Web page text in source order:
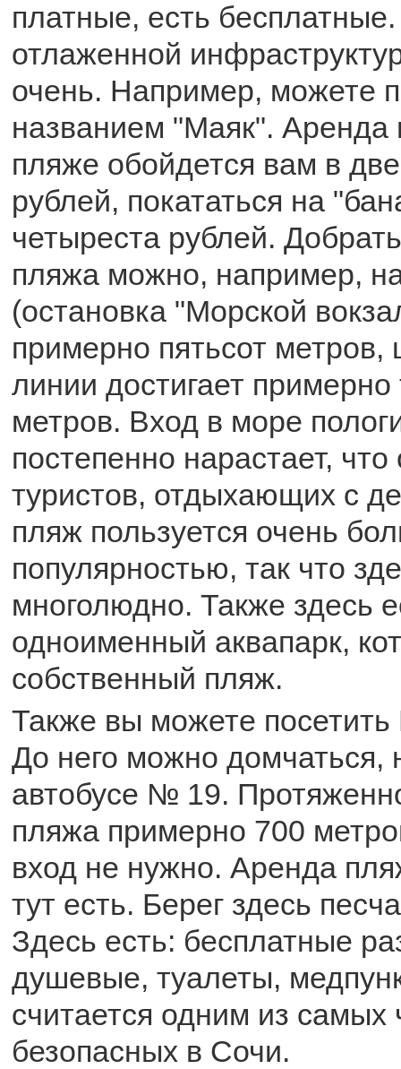
платные, есть
отлаженной
очень. Например, можете
названием "Маяк". Аренда
пляже обойдется вам в
рублей, покататься на
четыреста рублей.
пляжа можно, например,
(остановка "Морской
примерно пятьсот метров,
линии достигает примерно
метров. Вход в море
постепенно нарастает,
туристов, отдыхающих с
пляж пользуется очень
популярностью, так что
многолюдно. Также здесь
одноименный аквапарк,
собственный пляж.
Также вы можете
До него можно домчаться,
автобусе № 19.
пляжа примерно 700
вход не нужно. Аренда
тут есть. Берег здесь
Здесь есть: бесплатные
душевые, туалеты,
считается одним из самых
безопасных в Сочи.